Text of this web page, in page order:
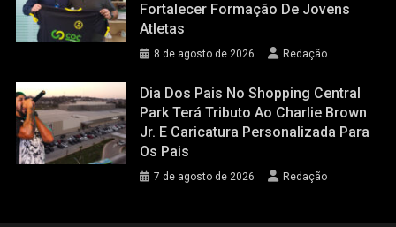
Fortalecer Formação De Jovens
Atletas
8 de agosto de 2026 Redação
Dia Dos Pais No Shopping Central
Park Terá Tributo Ao Charlie Brown
Jr. E Caricatura Personalizada Para
Os Pais
7 de agosto de 2026 Redação